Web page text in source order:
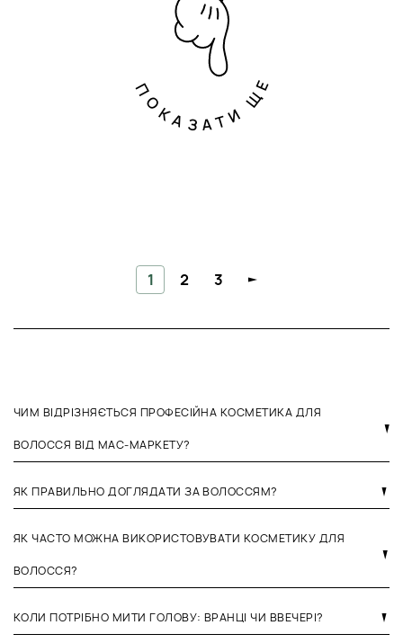
ПОКАЗАТИ ЩЕ
1 2 3
ЧИМ ВІДРІЗНЯЄТЬСЯ ПРОФЕСІЙНА КОСМЕТИКА ДЛЯ
ВОЛОССЯ ВІД МАС-МАРКЕТУ?
ЯК ПРАВИЛЬНО ДОГЛЯДАТИ ЗА ВОЛОССЯМ?
ЯК ЧАСТО МОЖНА ВИКОРИСТОВУВАТИ КОСМЕТИКУ ДЛЯ
ВОЛОССЯ?
КОЛИ ПОТРІБНО МИТИ ГОЛОВУ: ВРАНЦІ ЧИ ВВЕЧЕРІ?